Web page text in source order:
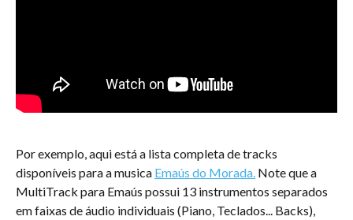
Por exemplo, aqui está a lista completa de tracks
disponíveis para a musica Emaús do Morada. Note que a
MultiTrack para Emaús possui 13 instrumentos separados
em faixas de áudio individuais (Piano, Teclados... Backs),